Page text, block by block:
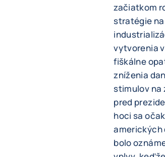
začiatkom
stratégie
vytvorenia
fiškálne
zníženia
stimulov na
pred
hoci sa
amerických
bolo